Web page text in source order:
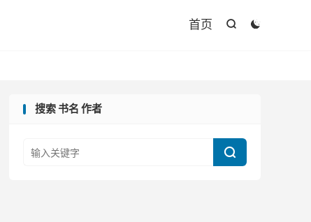


首页
搜索 书名 作者
